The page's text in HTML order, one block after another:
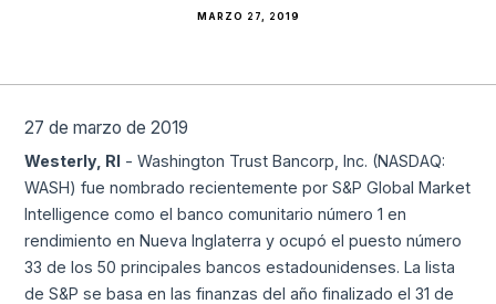
MARZO 27, 2019
27 de marzo de 2019
Westerly, RI - Washington Trust Bancorp, Inc. (NASDAQ:
WASH) fue nombrado recientemente por S&P Global Market
Intelligence como el banco comunitario número 1 en
rendimiento en Nueva Inglaterra y ocupó el puesto número
33 de los 50 principales bancos estadounidenses. La lista
de S&P se basa en las finanzas del año finalizado el 31 de